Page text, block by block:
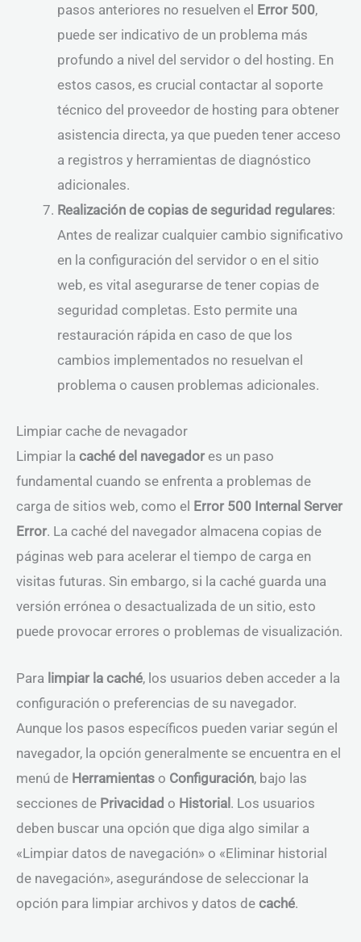
pasos anteriores no resuelven el Error 500,
puede ser indicativo de un problema más
profundo a nivel del servidor o del hosting. En
estos casos, es crucial contactar al soporte
técnico del proveedor de hosting para obtener
asistencia directa, ya que pueden tener acceso
a registros y herramientas de diagnóstico
adicionales.
Realización de copias de seguridad regulares:
Antes de realizar cualquier cambio significativo
en la configuración del servidor o en el sitio
web, es vital asegurarse de tener copias de
seguridad completas. Esto permite una
restauración rápida en caso de que los
cambios implementados no resuelvan el
problema o causen problemas adicionales.
Limpiar cache de nevagador
Limpiar la caché del navegadores un paso
fundamental cuando se enfrenta a problemas de
carga de sitios web, como el Error 500 Internal Server
Error. La caché del navegador almacena copias de
páginas web para acelerar el tiempo de carga en
visitas futuras. Sin embargo, si la caché guarda una
versión errónea o desactualizada de un sitio, esto
puede provocar errores o problemas de visualización.
Para limpiar la caché, los usuarios deben acceder a la
configuración o preferencias de su navegador.
Aunque los pasos específicos pueden variar según el
navegador, la opción generalmente se encuentra en el
menú de Herramientas o Configuración, bajo las
secciones de Privacidad o Historial. Los usuarios
deben buscar una opción que diga algo similar a
«Limpiar datos de navegación» o «Eliminar historial
de navegación», asegurándose de seleccionar la
opción para limpiar archivos y datos de caché.